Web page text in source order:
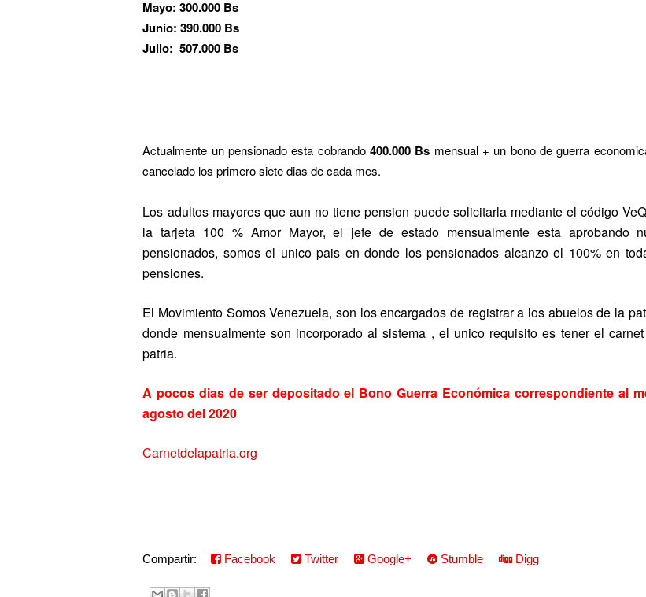
Mayo: 300.000 Bs
Junio: 390.000 Bs
Julio: 507.000 Bs
Actualmente un pensionado esta cobrando400.000 Bs mensual + un bono de guerra
cancelado los primero siete dias de cada mes.
Los adultos mayores que aun no tiene pension puede solicitarla mediante el código
la tarjeta 100 % Amor Mayor, el jefe de estado mensualmente esta aprobando
pensionados, somos el unico pais en donde los pensionados alcanzo el 100% en
pensiones.
El Movimiento Somos Venezuela, son los encargados de registrar a los abuelos de la
donde mensualmente son incorporado al sistema , el unico requisito es tener el
patria.
A pocos dias de ser depositado el Bono Guerra Económica correspondiente al
agosto del 2020
Carnetdelapatria.org
Compartir: Facebook Twitter Google+ Stumble Digg